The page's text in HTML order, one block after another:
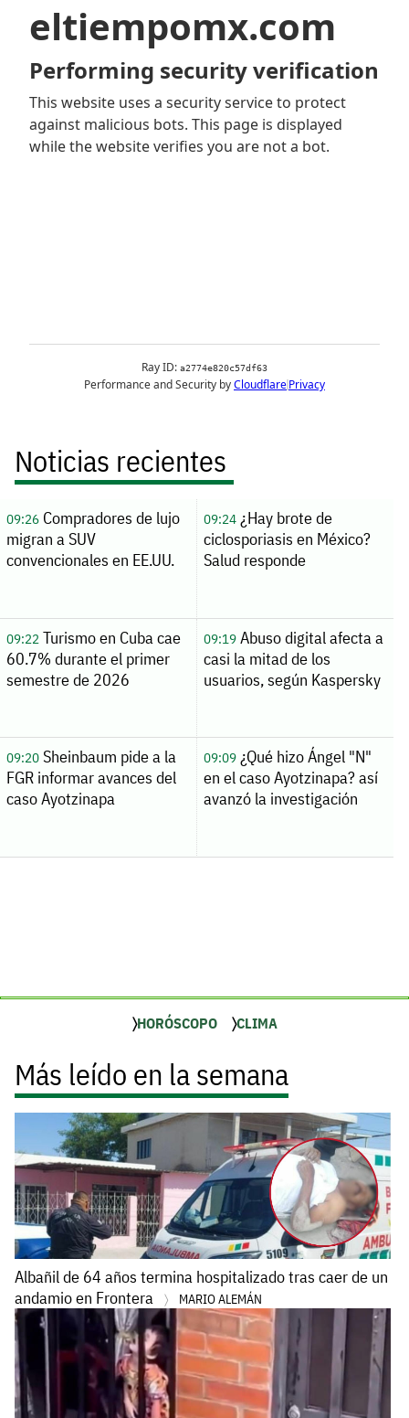
Noticias recientes
09:26Compradores de lujo
migran a SUV
convencionales en EE.UU.
09:24¿Hay brote de
ciclosporiasis en México?
Salud responde
09:22 Turismo en Cuba cae
60.7% durante el primer
semestre de 2026
09:19Abuso digital afecta a
casi la mitad de los
usuarios, según Kaspersky
09:20Sheinbaum pide a la
FGR informar avances del
caso Ayotzinapa
09:09¿Qué hizo Ángel "N"
en el caso Ayotzinapa? así
avanzó la investigación
HORÓSCOPO CLIMA
Más leído en la semana
Albañil de 64 años termina hospitalizado tras caer de un
andamio en Frontera
MARIO ALEMÁN